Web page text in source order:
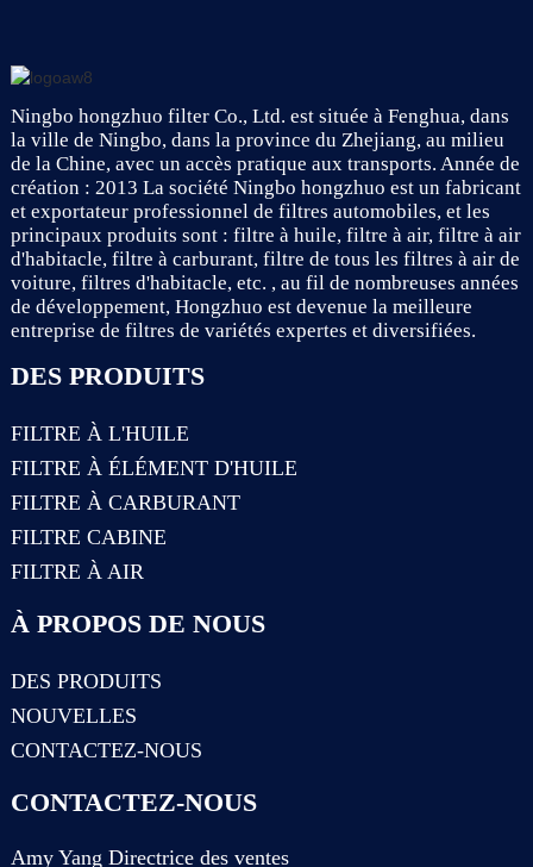
Ningbo hongzhuo filter Co., Ltd. est située à Fenghua, dans
la ville de Ningbo, dans la province du Zhejiang, au milieu
de la Chine, avec un accès pratique aux transports. Année de
création : 2013 La société Ningbo hongzhuo est un fabricant
et exportateur professionnel de filtres automobiles, et les
principaux produits sont : filtre à huile, filtre à air, filtre à air
d'habitacle, filtre à carburant, filtre de tous les filtres à air de
voiture, filtres d'habitacle, etc. , au fil de nombreuses années
de développement, Hongzhuo est devenue la meilleure
entreprise de filtres de variétés expertes et diversifiées.
DES PRODUITS
FILTRE À L'HUILE
FILTRE À ÉLÉMENT D'HUILE
FILTRE À CARBURANT
FILTRE CABINE
FILTRE À AIR
À PROPOS DE NOUS
DES PRODUITS
NOUVELLES
CONTACTEZ-NOUS
CONTACTEZ-NOUS
Amy Yang Directrice des ventes